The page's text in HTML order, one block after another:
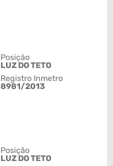
Posição
LUZ DO TETO
Registro Inmetro
8981/2013
Posição
LUZ DO TETO